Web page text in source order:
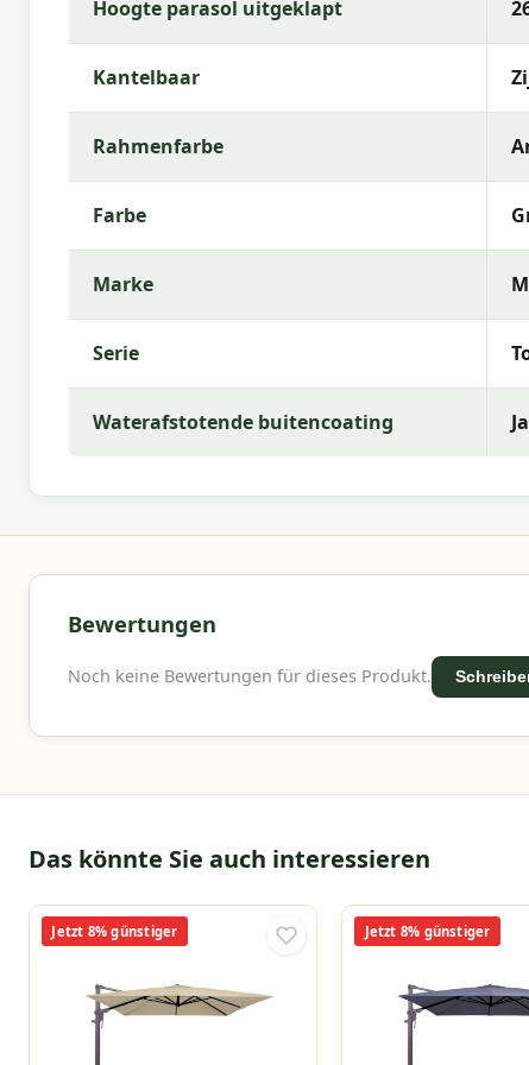
Warum Madison?
MitMadisonentscheiden Sie sich für hochwertige
Verhältnis. Wir bieten ein umfangreiches
beste Wahl für Ihren Außenbereich treffen können.
Hoogte parasol uitgeklapt
Kantelbaar
Rahmenfarbe
Farbe
Marke
Serie
Waterafstotende buitencoating Ja
Bewertungen
Noch keine Bewertungen für dieses Produkt.
Das könnte Sie auch interessieren
Jetzt 8% günstiger Jetzt 8% günstiger